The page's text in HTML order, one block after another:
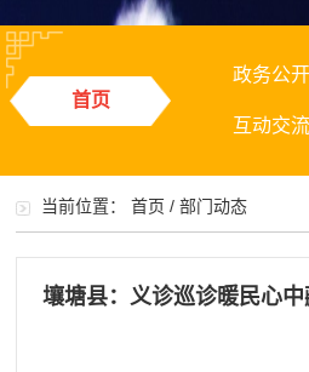
首页
政务公开
互动交流
当前位置：首页 /部门动态
壤塘县：义诊巡诊暖民心